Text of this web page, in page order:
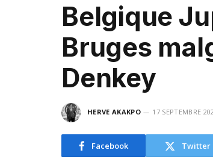
Belgique
Bruges
Denkey
HERVE AKAKPO 17 SEPTEMBRE
Facebook Twitter